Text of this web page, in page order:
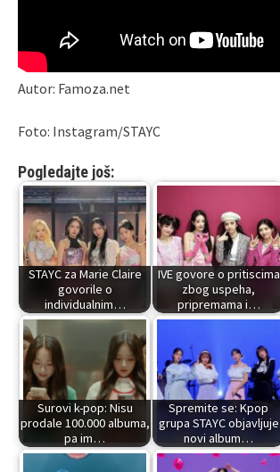
Autor: Famoza.net
Foto: Instagram/STAYC
Pogledajte još:
STAYC za Marie Claire
govorile o
individualnim…
IVE govore o pritiscima
zbog uspeha,
pripremama i…
Surovi k-pop: Nisu
prodale 100.000 albuma,
pa im…
Spremite se: Kpop
grupa STAYC objavljuje
novi album…